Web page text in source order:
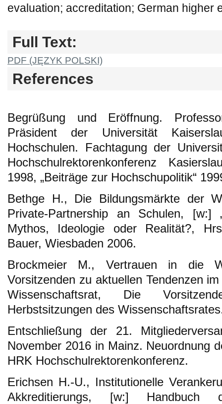
evaluation; accreditation; German higher
Full Text:
PDF (JĘZYK POLSKI)
References
Begrüßung und Eröffnung.
Präsident der Universität
Hochschulen. Fachtagung der
Hochschulrektorenkonferenz
1998, „Beiträge zur Hochschupolitik“
Bethge H., Die Bildungsmärkte der
Private-Partnership an Schulen, [w:]
Mythos, Ideologie oder Realität?,
Bauer, Wiesbaden 2006.
Brockmeier M., Vertrauen in die
Vorsitzenden zu aktuellen Tendenzen
Wissenschaftsrat, Die
Herbstsitzungen des
Entschließung der 21.
November 2016 in Mainz. Neuordnung
HRK Hochschulrektorenkonferenz.
Erichsen H.-U., Institutionelle
Akkreditierungs, [w:] Handbuch